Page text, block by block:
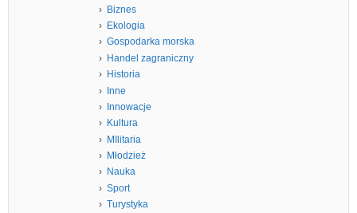
Biznes
Ekologia
Gospodarka morska
Handel zagraniczny
Historia
Inne
Innowacje
Kultura
MIlitaria
Młodzież
Nauka
Sport
Turystyka